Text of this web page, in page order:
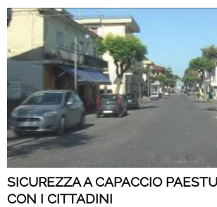
SICUREZZA A CAPACCIO
CON I CITTADINI